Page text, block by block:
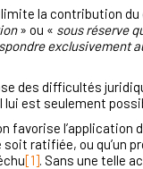
limite la contribution
» ou « sous réserve
exclusivement
des difficultés
lui est seulement
l’application
ratifiée, ou qu’un
[1]. Sans une telle